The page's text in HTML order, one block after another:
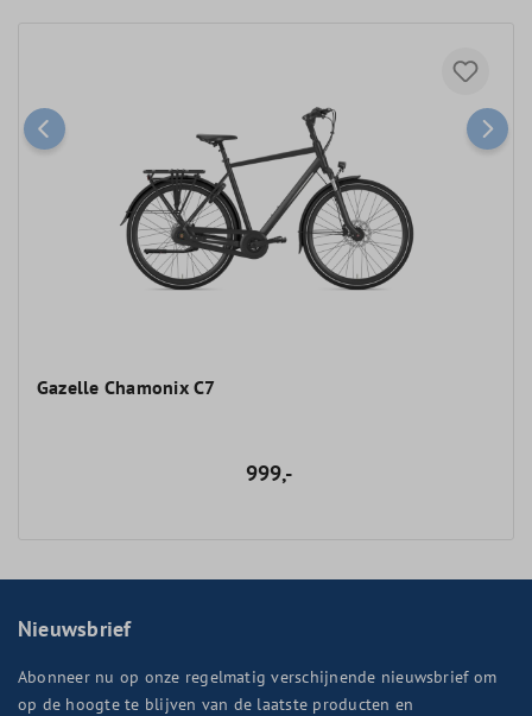
Gazelle Chamonix C7
999,-
Nieuwsbrief
Abonneer nu op onze regelmatig verschijnende nieuwsbrief om
op de hoogte te blijven van de laatste producten en